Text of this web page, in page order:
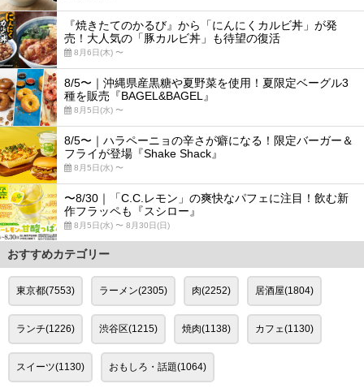
『焼きたてのかるび』から「にんにくカルビ丼」が発
売！大人気の「豚カルビ丼」も待望の復活
8月6日(木) 〜
8/5〜｜沖縄県産黒糖や夏野菜を使用！夏限定ベーグル3
種を販売『BAGEL&BAGEL』
8月5日(水) 〜
8/5〜｜ハラペーニョの辛さが癖になる！限定バーガー＆
フライが登場『Shake Shack』
8月5日(水) 〜
〜8/30｜「C.C.レモン」の爽快なパフェに注目！飲む新
作フラッペも『スシロー』
8月5日(水) 〜 8月30日(日)
おすすめカテゴリー
東京都(7553) ラーメン(2305) 肉(2252) 居酒屋(1804)
ランチ(1226) 渋谷区(1215) 焼肉(1138) カフェ(1130)
スイーツ(1130) おもしろ・話題(1064)